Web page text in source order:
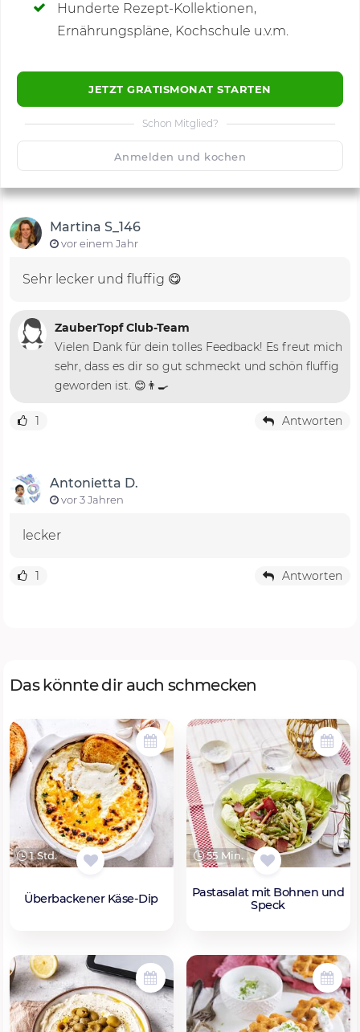
Hunderte Rezept-Kollektionen,
Ernährungspläne, Kochschule u.v.m.
JETZT GRATISMONAT STARTEN
Schon Mitglied?
Anmelden und kochen
Kommentare(2)
🙂 Speichern
Martina S_146
vor einem Jahr
Sehr lecker und fluffig 😋
ZauberTopf Club-Team
Vielen Dank für dein tolles Feedback! Es freut mich
sehr, dass es dir so gut schmeckt und schön fluffig
geworden ist. 😊👨‍🍳
1 Antworten
Antonietta D.
vor 3 Jahren
lecker
1 Antworten
Das könnte dir auch schmecken
1 Std.
Überbackener Käse-Dip
55 Min.
Pastasalat mit Bohnen und
Speck